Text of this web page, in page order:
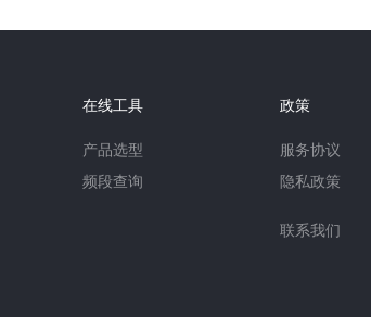
在线工具
产品选型
频段查询
政策
服务协议
隐私政策
联系我们